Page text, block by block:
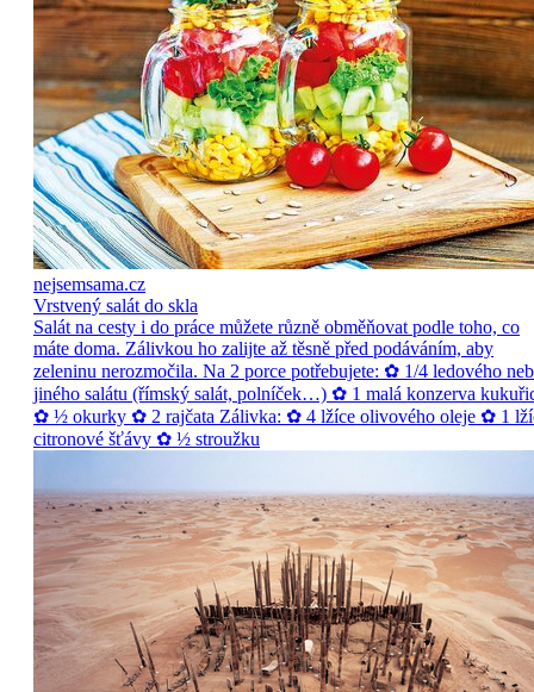
nejsemsama.cz
Vrstvený salát do skla
Salát na cesty i do práce můžete různě obměňovat podle toho, co
máte doma. Zálivkou ho zalijte až těsně před podáváním, aby
zeleninu nerozmočila. Na 2 porce potřebujete: ✿ 1/4 ledového
jiného salátu (římský salát, polníček…) ✿ 1 malá konzerva
✿ ½ okurky ✿ 2 rajčata Zálivka: ✿ 4 lžíce olivového oleje ✿ 1
citronové šťávy ✿ ½ stroužku